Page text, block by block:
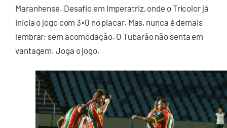
Maranhense. Desafio em Imperatriz, onde o Tricolor já
inicia o jogo com 3×0 no placar. Mas, nunca é demais
lembrar; sem acomodação. O Tubarão não senta em
vantagem. Joga o jogo.